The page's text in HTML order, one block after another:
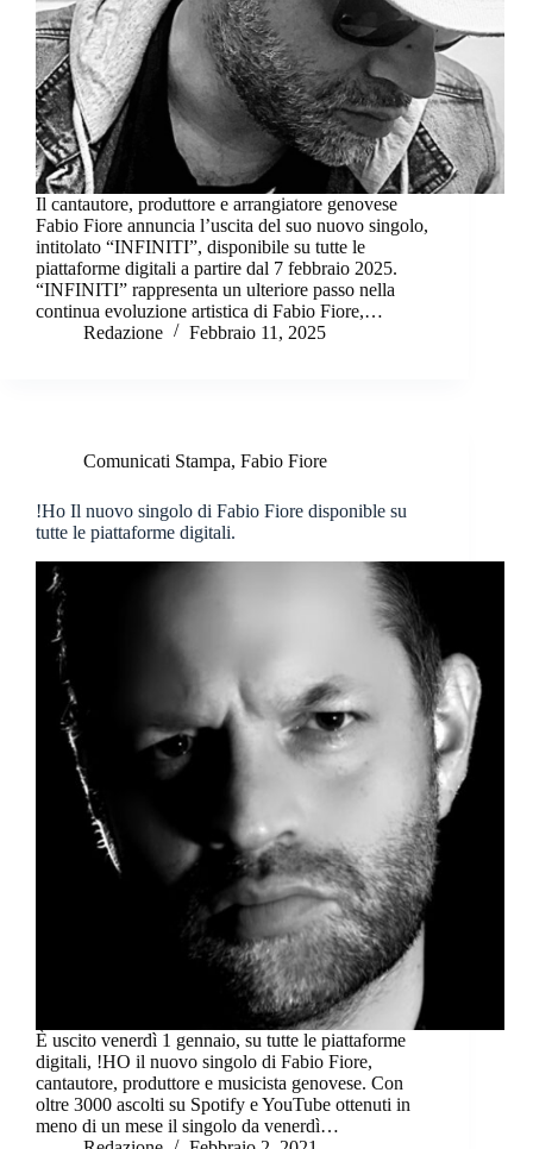
Il cantautore, produttore e arrangiatore genovese
Fabio Fiore annuncia l’uscita del suo nuovo singolo,
intitolato “INFINITI”, disponibile su tutte le
piattaforme digitali a partire dal 7 febbraio 2025.
“INFINITI” rappresenta un ulteriore passo nella
continua evoluzione artistica di Fabio Fiore,…
Redazione
Febbraio 11, 2025
Comunicati Stampa, Fabio Fiore
!Ho Il nuovo singolo di Fabio Fiore disponible su
tutte le piattaforme digitali.
È uscito venerdì 1 gennaio, su tutte le piattaforme
digitali, !HO il nuovo singolo di Fabio Fiore,
cantautore, produttore e musicista genovese. Con
oltre 3000 ascolti su Spotify e YouTube ottenuti in
meno di un mese il singolo da venerdì…